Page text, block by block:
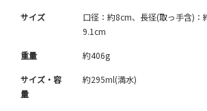
サイズ
口径：約8cm、長径(取っ手含)：
9.1cm
重量 約406g
サイズ・容
量
約295ml(満水)